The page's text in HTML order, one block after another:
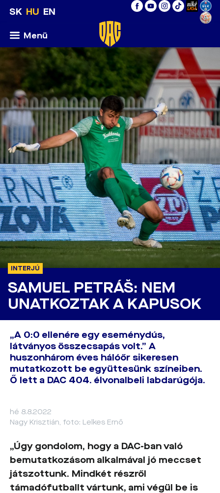
SK HU EN
Menü
INTERJÚ
SAMUEL PETRÁŠ: NEM
UNATKOZTAK A KAPUSOK
„A 0:0 ellenére egy eseménydús,
látványos összecsapás volt.” A
huszonhárom éves hálóőr sikeresen
mutatkozott be együttesünk színeiben.
Ő lett a DAC 404. élvonalbeli labdarúgója.
hé 8.8.2022
Nagy Krisztián, foto: Lelkes Ernő
„Úgy gondolom, hogy a DAC-ban való
bemutatkozásom alkalmával jó meccset
játszottunk. Mindkét részről
támadófutballt vártunk, ami végül be is